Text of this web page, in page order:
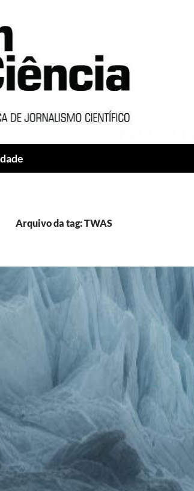
Arquivo da tag: TWAS